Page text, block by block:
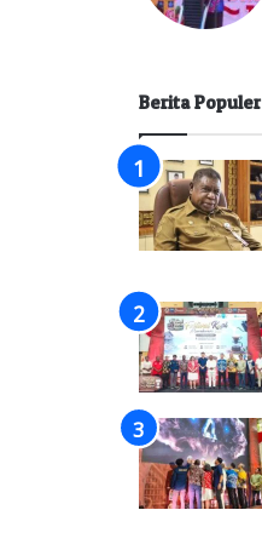
Berita Populer